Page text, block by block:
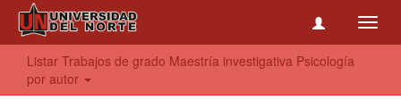
Listar Trabajos de grado Maestría investigativa Psicología
por autor